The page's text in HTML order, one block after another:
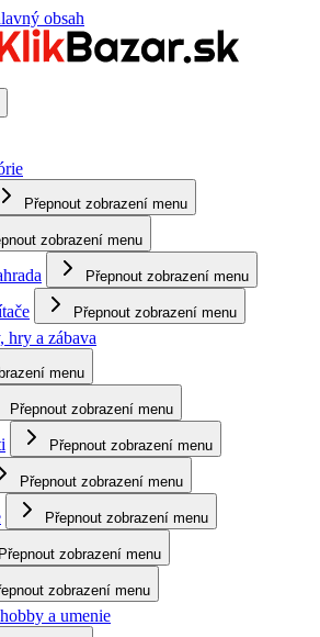
obsah
Přepnout zobrazení menu
zobrazení menu
Přepnout zobrazení menu
Přepnout zobrazení menu
hry a zábava
menu
Přepnout zobrazení menu
Přepnout zobrazení menu
Přepnout zobrazení menu
Přepnout zobrazení menu
Přepnout zobrazení menu
zobrazení menu
a umenie